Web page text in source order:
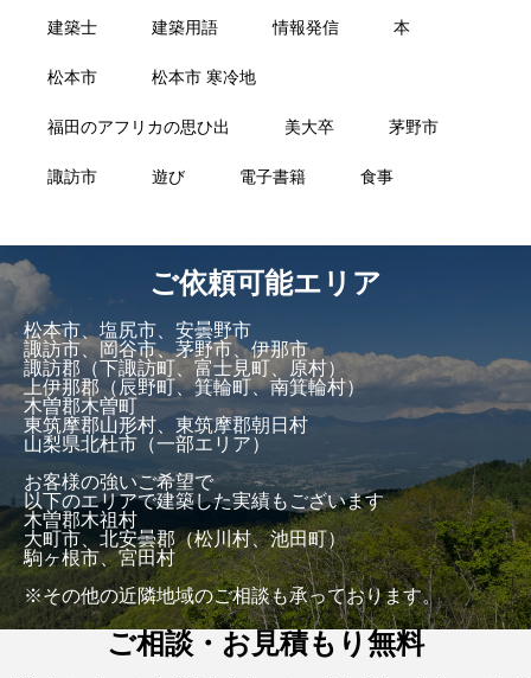
建築士 建築用語 情報発信 本
松本市 松本市 寒冷地
福田のアフリカの思ひ出 美大卒 茅野市
諏訪市 遊び 電子書籍 食事
ご依頼可能エリア
松本市、塩尻市、安曇野市
諏訪市、岡谷市、茅野市、伊那市
諏訪郡（下諏訪町、富士見町、原村）
上伊那郡（辰野町、箕輪町、南箕輪村）
木曽郡木曽町
東筑摩郡山形村、東筑摩郡朝日村
山梨県北杜市（一部エリア）
お客様の強いご希望で
以下のエリアで建築した実績もございます
木曽郡木祖村
大町市、北安曇郡（松川村、池田町）
駒ヶ根市、宮田村
※その他の近隣地域のご相談も承っております。
ご相談・お見積もり無料